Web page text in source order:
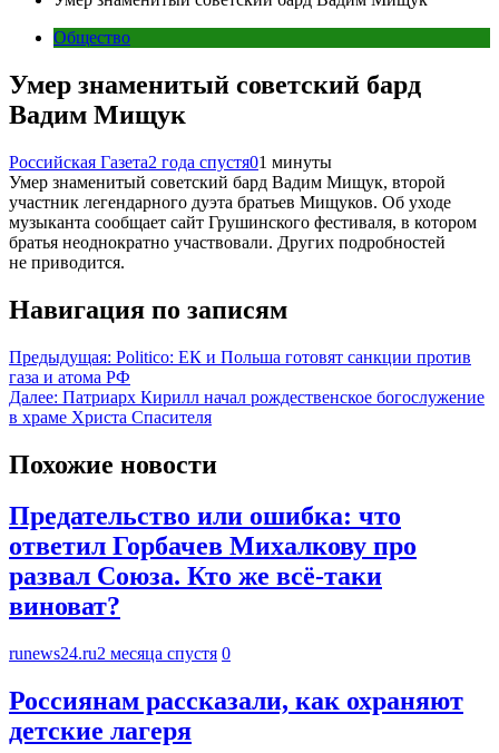
Общество
Умер знаменитый советский бард
Вадим Мищук
Российская Газета2 года спустя01 минуты
Умер знаменитый советский бард Вадим Мищук, второй
участник легендарного дуэта братьев Мищуков. Об уходе
музыканта сообщает сайт Грушинского фестиваля, в котором
братья неоднократно участвовали. Других подробностей
не приводится.
Навигация по записям
Предыдущая: Politico: ЕК и Польша готовят санкции против
газа и атома РФ
Далее: Патриарх Кирилл начал рождественское богослужение
в храме Христа Спасителя
Похожие новости
Предательство или ошибка: что
ответил Горбачев Михалкову про
развал Союза. Кто же всё-таки
виноват?
runews24.ru2 месяца спустя 0
Россиянам рассказали, как охраняют
детские лагеря